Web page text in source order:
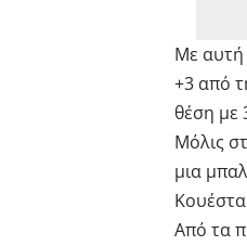
Με αυτή
+3 από
θέση με
Μόλις
μια
Από τα